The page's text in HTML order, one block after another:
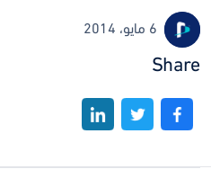
6 مايو، 2014
Share